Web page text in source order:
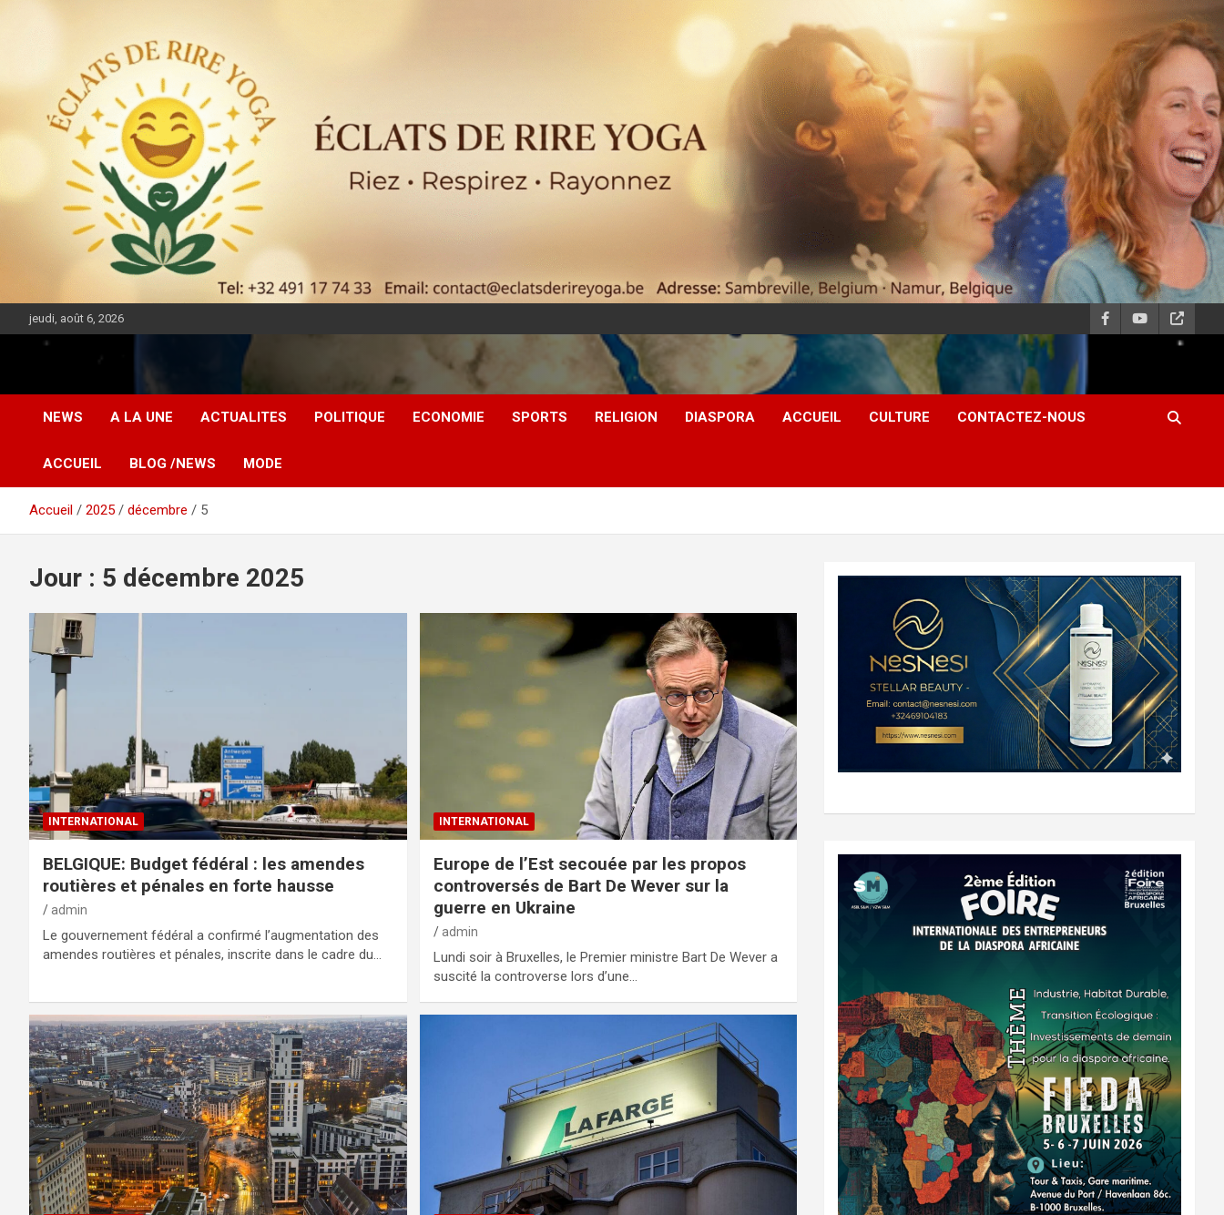
jeudi, août 6, 2026
DIASPORA PULSE
NEWS A LA UNE ACTUALITES POLITIQUE ECONOMIE SPORTS RELIGION DIASPORA ACCUEIL CULTURE CONTACTEZ-NOUS
ACCUEIL BLOG /NEWS MODE
Accueil 2025 décembre 5
Jour : 5 décembre 2025
INTERNATIONAL
BELGIQUE: Budget fédéral : les amendes
routières et pénales en forte hausse
admin
Le gouvernement fédéral a confirmé l’augmentation des
amendes routières et pénales, inscrite dans le cadre du…
INTERNATIONAL
Europe de l’Est secouée par les propos
controversés de Bart De Wever sur la
guerre en Ukraine
admin
Lundi soir à Bruxelles, le Premier ministre Bart De Wever a
suscité la controverse lors d’une…